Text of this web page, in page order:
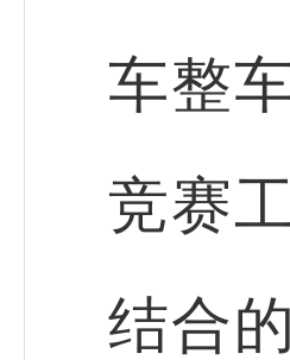
车整
竞赛
结合